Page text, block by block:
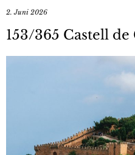
2. Juni 2026
153/365 Castell